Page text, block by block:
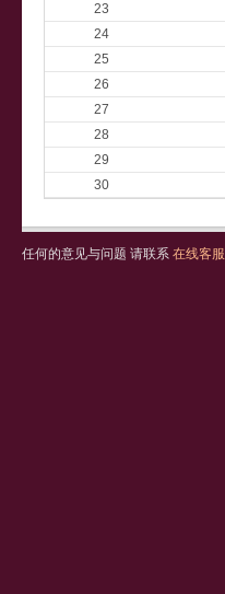
23
24
25
26
27
28
29
30
任何的意见与问题 请联系 在线客服